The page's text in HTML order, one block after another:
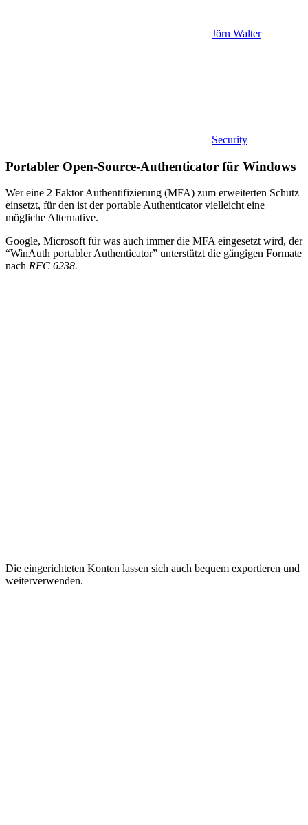
Jörn Walter
Security
Portabler Open-Source-Authenticator für Windows
Wer eine 2 Faktor Authentifizierung (MFA) zum erweiterten Schutz
einsetzt, für den ist der portable Authenticator vielleicht eine
mögliche Alternative.
Google, Microsoft für was auch immer die MFA eingesetzt wird, der
“WinAuth portabler Authenticator” unterstützt die gängigen Formate
nach RFC 6238.
Die eingerichteten Konten lassen sich auch bequem exportieren und
weiterverwenden.